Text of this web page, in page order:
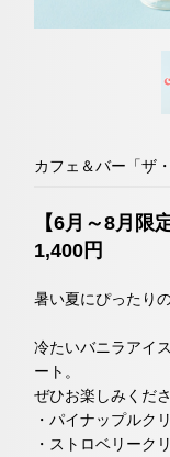
カフェ＆バー「ザ
【6月～8月限
1,400円
暑い夏にぴったり
冷たいバニラアイ
ート。
ぜひお楽しみくださ
・パイナップルク
・ストロベリーク
ト
バイ
求人情報
チェッ